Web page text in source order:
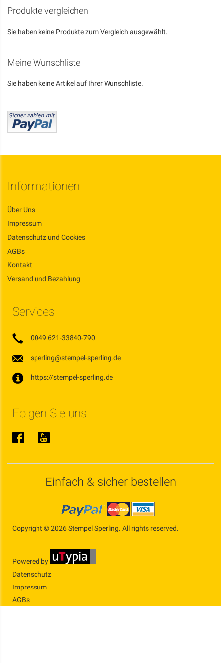
Produkte vergleichen
Sie haben keine Produkte zum Vergleich ausgewählt.
Meine Wunschliste
Sie haben keine Artikel auf Ihrer Wunschliste.
Informationen
Über Uns
Impressum
Datenschutz und Cookies
AGBs
Kontakt
Versand und Bezahlung
Services
0049 621-33840-790
sperling@stempel-sperling.de
https://stempel-sperling.de
Folgen Sie uns
Einfach & sicher bestellen
Copyright © 2026 Stempel Sperling. All rights reserved.
Powered by
Datenschutz
Impressum
AGBs